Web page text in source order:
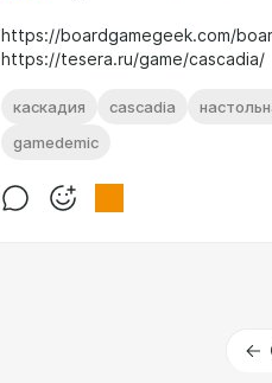
https://boardgamegeek.com/
https://tesera.ru/game/cascadia/
каскадия cascadia
gamedemic